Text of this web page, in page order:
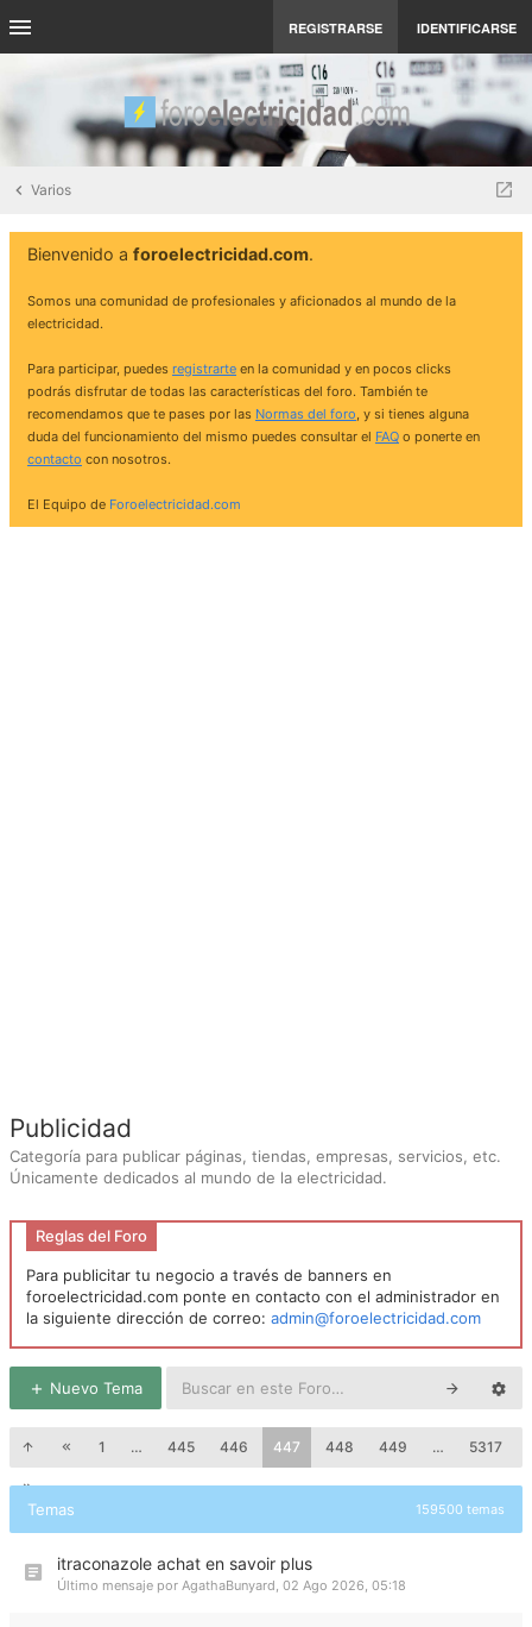
REGISTRARSE IDENTIFICARSE
Varios
Bienvenido a foroelectricidad.com.
Somos una comunidad de profesionales y aficionados al mundo de la
electricidad.
Para participar, puedes registrarte en la comunidad y en pocos clicks
podrás disfrutar de todas las características del foro. También te
recomendamos que te pases por las Normas del foro, y si tienes alguna
duda del funcionamiento del mismo puedes consultar el FAQ o ponerte en
contacto con nosotros.
El Equipo de Foroelectricidad.com
Publicidad
Categoría para publicar páginas, tiendas, empresas, servicios, etc.
Únicamente dedicados al mundo de la electricidad.
Reglas del Foro
Para publicitar tu negocio a través de banners en
foroelectricidad.com ponte en contacto con el administrador en
la siguiente dirección de correo: admin@foroelectricidad.com
Nuevo Tema
1 … 445 446 447 448 449 … 5317
Temas 159500 temas
itraconazole achat en savoir plus
Último mensaje por AgathaBunyard, 02 Ago 2026, 05:18